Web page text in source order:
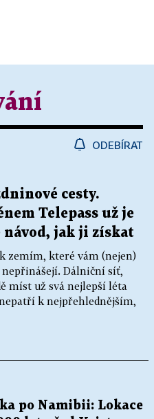
ODEBÍRAT
cesty.
Telepass už je
návod, jak ji získat
zemím, které vám (nejen)
Dálniční síť,
míst už svá nejlepší léta
k nejpřehlednějším,
po Namibii: Lokace